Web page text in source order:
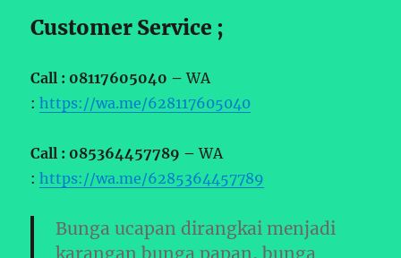
Customer Service ;
Call : 08117605040 –WA
:https://wa.me/628117605040
Call : 085364457789 –WA
:https://wa.me/6285364457789
Bunga ucapan dirangkai menjadi